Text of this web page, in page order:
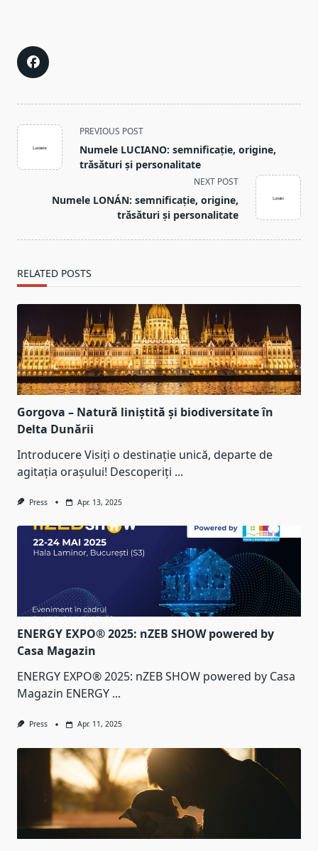
<span
class="nav-
subtitle
reader-
text">Page</span>
PREVIOUS POST
Numele LUCIANO: semnificație, origine,
trăsături și personalitate
NEXT POST
Numele LONÁN: semnificație, origine,
trăsături și personalitate
RELATED POSTS
Gorgova – Natură liniștită și biodiversitate în
Delta Dunării
Introducere Visiți o destinație unică, departe de
agitația orașului! Descoperiți ...
Press Apr. 13, 2025
ENERGY EXPO® 2025: nZEB SHOW powered by
Casa Magazin
ENERGY EXPO® 2025: nZEB SHOW powered by Casa
Magazin ENERGY ...
Press Apr. 11, 2025